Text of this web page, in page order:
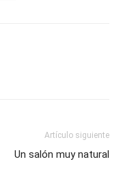
Artículo siguiente
Un salón muy natural